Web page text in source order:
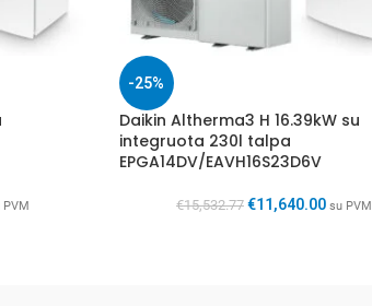
PVM
-25%
Daikin Altherma3 H 16.39kW su
integruota 230l talpa
EPGA14DV/EAVH16S23D6V
€15,532.77 €11,640.00 su PVM